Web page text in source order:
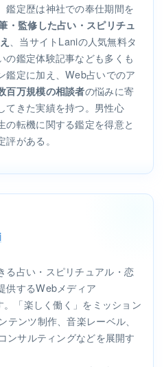
鑑定歴は神社での奉仕期間を
・監修した占い・スピリチュ
、当サイトLaniの人気無料タ
の鑑定体験記事なども多くも
鑑定に加え、Web占いでのア
百万規模の相談者の悩みに寄
てきた実績を持つ。男性心
の転機に関する鑑定を得意と
がある。
る占い・スピリチュアル・恋
供するWebメディア
「楽しく働く」をミッション
ンツ制作、音楽レーベル、
ンサルティングなどを展開す